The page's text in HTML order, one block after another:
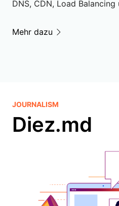
DNS, CDN, Load
Mehr dazu
JOURNALISM
Diez.md